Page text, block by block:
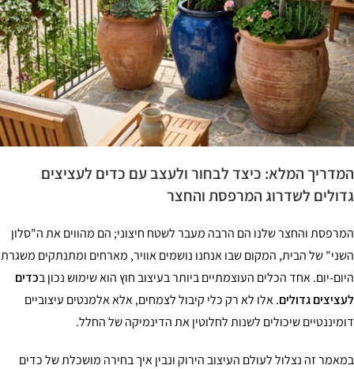
המלא: כיצד לבחור ולעצב עם כדים לעציצים
לשדרוג המרפסת והחצר
והחצר שלנו הם הרבה מעבר לשטח חיצוני; הם מהווים את ה"סלון
של הבית, המקום שבו אנחנו נושמים אוויר, מארחים ומתנתקים משגרת
יום. אחד הכלים העוצמתיים ביותר בעיצוב חוץ הוא שימוש נכון בכדים
גדולים. אלו לא רק כלי קיבול לצמחים, אלא אלמנטים עיצוביים
שיכולים לשנות לחלוטין את הדינמיקה של החלל.
זה נצלול לעולם העיצוב הירוק ונבין איך בחירה מושכלת של כדים